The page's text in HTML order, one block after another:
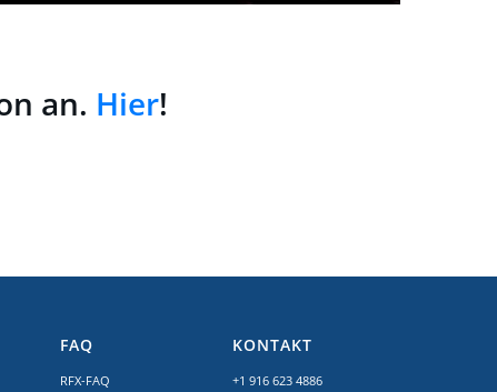
an. Hier!
FAQ
RFX-FAQ
KONTAKT
+1 916 623 4886